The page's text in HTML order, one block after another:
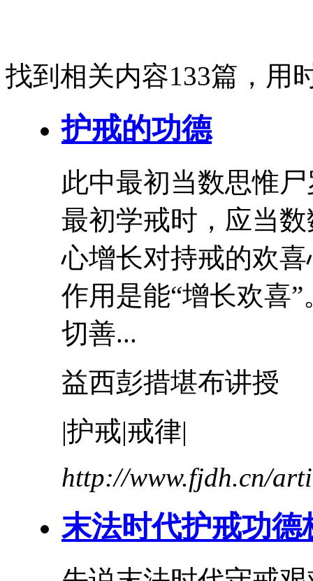
找到相关内容133篇，用
护戒的功德
此中最初当数思惟
最初学戒时，应当
心增长对持戒的欢
作用是能“增长欢喜
切善...
益西彭措堪布讲授
|护戒|戒律|
http://www.fjdh.cn/
末法时代护戒功德